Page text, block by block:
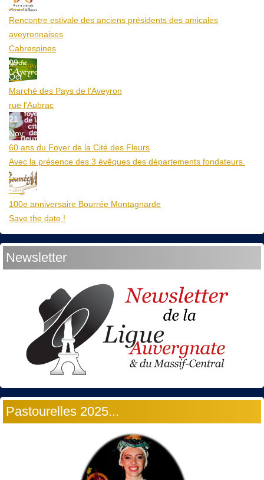
Aoû
Rencontre estivale des anciens présidents des amicales
aveyronnaises
Cabrespines
09
Oct
Marché des Pays de l’Aveyron
rue l'Aubrac
21
Nov
60 ans du Foyer de la Cité des Fleurs
Avec la présence des 3 évêques des départements fondateurs.
20
Mar
100e anniversaire Bourrée Montagnarde
Save the date !
Newsletter
Pastourelles 2025...